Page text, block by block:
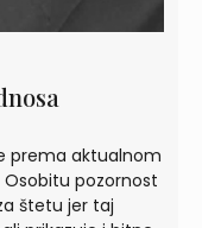
prema aktualnom
Osobitu pozornost
štetu jer taj